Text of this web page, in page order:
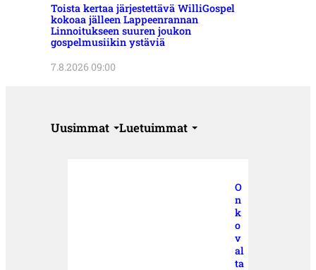
Toista kertaa järjestettävä WilliGospel
kokoaa jälleen Lappeenrannan
Linnoitukseen suuren joukon
gospelmusiikin ystäviä
7.8.2026 09:00
Uusimmat Luetuimmat
O
n
k
o
v
al
ta